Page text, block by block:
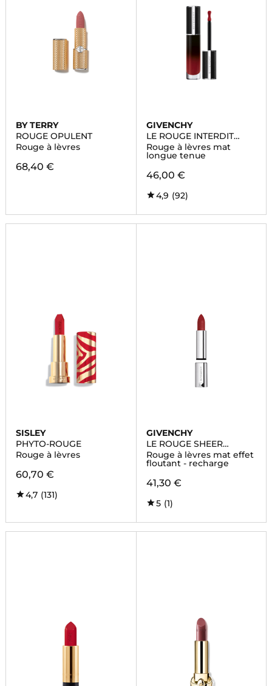
BY TERRY
ROUGE OPULENT
Rouge à lèvres
68,40 €
GIVENCHY
LE ROUGE INTERDIT
CREAM VELVET
Rouge à lèvres mat
longue tenue
46,00 €
4,9 (92)
SISLEY
PHYTO-ROUGE
Rouge à lèvres
60,70 €
4,7 (131)
GIVENCHY
LE ROUGE SHEER
VELVET
Rouge à lèvres mat effet
floutant - recharge
41,30 €
5 (1)